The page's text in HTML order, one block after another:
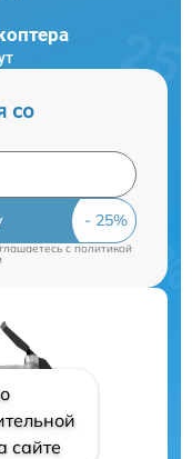
со
cполитикой
сайте